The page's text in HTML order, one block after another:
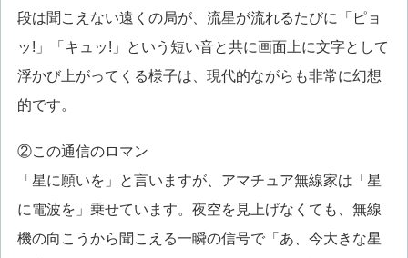
段は聞こえない遠くの局が、流星が流れるたびに「ピョ
ッ!」「キュッ!」という短い音と共に画面上に文字として
浮かび上がってくる様子は、現代的ながらも非常に幻想
的です。
②この通信のロマン
「星に願いを」と言いますが、アマチュア無線家は「星
に電波を」乗せています。夜空を見上げなくても、無線
機の向こうから聞こえる一瞬の信号で「あ、今大きな星